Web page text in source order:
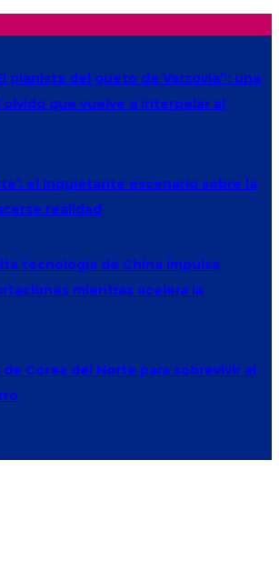
pianista del gueto de Varsovia”: una
que vuelve a interpelar al
el inquietante escenario sobre la
realidad
tecnología de China impulsa
mientras acelera la
Corea del Norte para sobrevivir al